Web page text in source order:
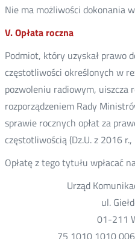
Nie ma możliwości dokonania
V. Opłata roczna
Podmiot, który uzyskał prawo
częstotliwości określonych w
pozwoleniu radiowym, uiszcza
rozporządzeniem Rady
sprawie rocznych opłat za
częstotliwością (Dz.U. z 2016 r.,
Opłatę z tego tytułu wpłacać
Urząd
ul.
01-211